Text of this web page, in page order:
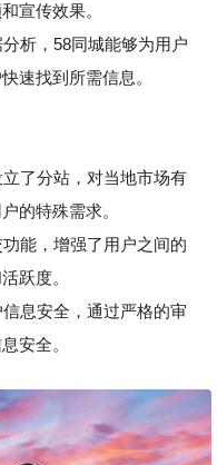
宣传效果。
析，58同城能够为用户
速找到所需信息。
了分站，对当地市场有
的特殊需求。
能，增强了用户之间的
跃度。
息安全，通过严格的审
安全。